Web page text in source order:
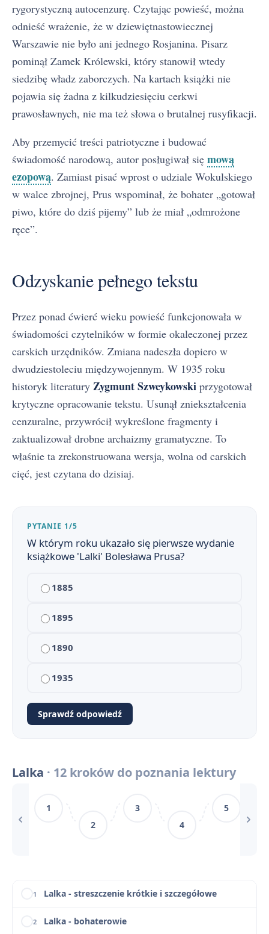
rygorystyczną autocenzurę. Czytając powieść, można
odnieść wrażenie, że w dziewiętnastowiecznej
Warszawie nie było ani jednego Rosjanina. Pisarz
pominął Zamek Królewski, który stanowił wtedy
siedzibę władz zaborczych. Na kartach książki nie
pojawia się żadna z kilkudziesięciu cerkwi
prawosławnych, nie ma też słowa o brutalnej rusyfikacji.
Aby przemycić treści patriotyczne i budować
świadomość narodową, autor posługiwał się mową
ezopową. Zamiast pisać wprost o udziale Wokulskiego
w walce zbrojnej, Prus wspominał, że bohater „gotował
piwo, które do dziś pijemy” lub że miał „odmrożone
ręce”.
Odzyskanie pełnego tekstu
Przez ponad ćwierć wieku powieść funkcjonowała w
świadomości czytelników w formie okaleczonej przez
carskich urzędników. Zmiana nadeszła dopiero w
dwudziestoleciu międzywojennym. W 1935 roku
historyk literatury Zygmunt Szweykowski przygotował
krytyczne opracowanie tekstu. Usunął zniekształcenia
cenzuralne, przywrócił wykreślone fragmenty i
zaktualizował drobne archaizmy gramatyczne. To
właśnie ta zrekonstruowana wersja, wolna od carskich
cięć, jest czytana do dzisiaj.
PYTANIE 1/5
W którym roku ukazało się pierwsze wydanie
książkowe 'Lalki' Bolesława Prusa?
1885
1895
1890
1935
Sprawdź odpowiedź
Lalka · 12 kroków do poznania lektury
1
2
3
4
5
1 Lalka - streszczenie krótkie i szczegółowe
Lalka - bohaterowie
Plan wydarzeń - Lalka
Trzy pokolenia, czyli o genezie Lalki
Lalka - znaczenie tytułu
7 Problematyka Lalki Bolesława Prusa
Obraz Warszawy w Lalce
1 Lalka - streszczenie krótkie i szczegółowe
2 Lalka - bohaterowie